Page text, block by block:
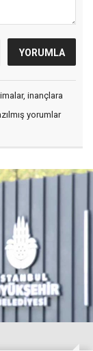
inançlara
yorumlar